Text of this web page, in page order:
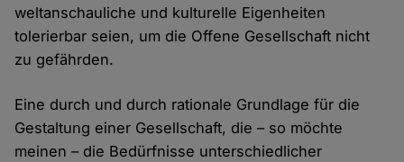
weltanschauliche und kulturelle Eigenheiten
tolerierbar seien, um die Offene Gesellschaft nicht
zu gefährden.
Eine durch und durch rationale Grundlage für die
Gestaltung einer Gesellschaft, die – so möchte
meinen – die Bedürfnisse unterschiedlicher